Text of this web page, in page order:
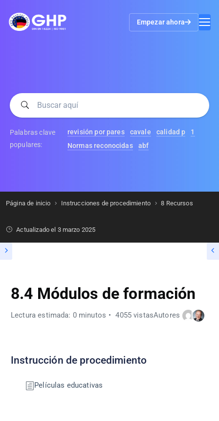
Empezar ahora
Palabras clave
populares:
revisión por pares cavale calidad p
1
Normas reconocidas
abf
Página de inicio Instrucciones de procedimiento 8 Recursos
Actualizado el 3 marzo 2025
8.4 Módulos de formación
Lectura estimada: 0 minutos 4055 vistasAutores
Instrucción de procedimiento
Películas educativas